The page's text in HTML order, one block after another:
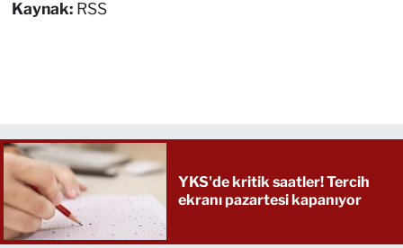
Kaynak: RSS
YKS'de kritik saatler! Tercih
ekranı pazartesi kapanıyor